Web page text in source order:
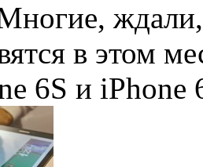
ждали,
в этом
6S и iPhone